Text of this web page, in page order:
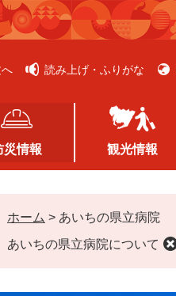
読み上げ・ふりがな
災情報 観光情報
ホーム > あいちの県立病院
あいちの県立病院について